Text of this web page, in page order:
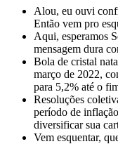
Alou, eu ouvi
Então vem pro
Aqui, esperamos
mensagem dura
Bola de cristal
março de 2022,
para 5,2% até o
Resoluções
período de
diversificar sua
Vem esquentar,